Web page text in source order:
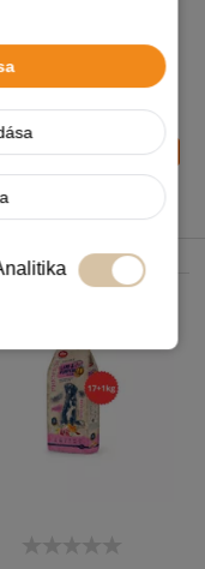
várható szállítás 1-3
+ KOSÁRBA